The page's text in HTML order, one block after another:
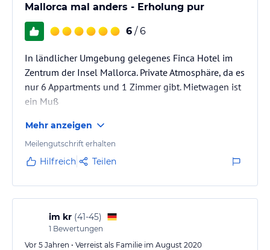
Fahrrad-Verleih (auf Vorbestellung)
FÜR KINDER:
Spiele und DVD’s für Kinder
Zusatzbetten, Kinderstühle und Kinderbetten
Babysitting (auf Vorbestellung)
Hoteliers-/Veranstalter-/Kataloginformationen. Alle Angaben
lies vor der Buchung die verbindlichen
jeweiligen Veranstalters.
Mallorca mal anders - Erholung pur
6 / 6
In ländlicher Umgebung gelegenes Finca Hotel im
Zentrum der Insel Mallorca. Private Atmosphäre, da es
nur 6 Appartments und 1 Zimmer gibt. Mietwagen ist
ein Muß
Mehr anzeigen
Meilengutschrift erhalten
Hilfreich Teilen
im kr (41-45)
1 Bewertungen
Vor 5 Jahren • Verreist als Familie im August 2020